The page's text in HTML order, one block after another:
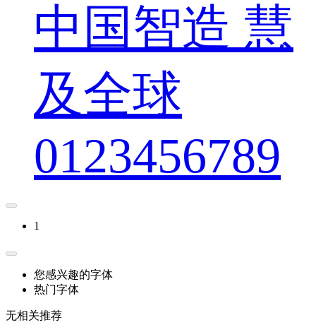
中国智造 慧
及全球
0123456789
1
您感兴趣的字体
热门字体
无相关推荐